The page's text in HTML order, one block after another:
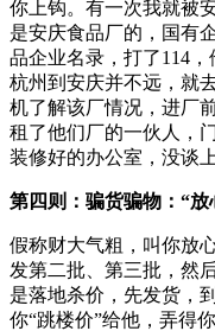
你上钩。有一次我就被
是安庆食品厂的，国有
品企业名录，打了114
杭州到安庆并不远，就
机了解该厂情况，进厂
租了他们厂的一伙人，
装修好的办公室，没谈
第四则：骗货骗物：“
假称财大气粗，叫你放
发第二批、第三批，然
是落地杀价，先发货，
你“跳楼价”给他，弄得